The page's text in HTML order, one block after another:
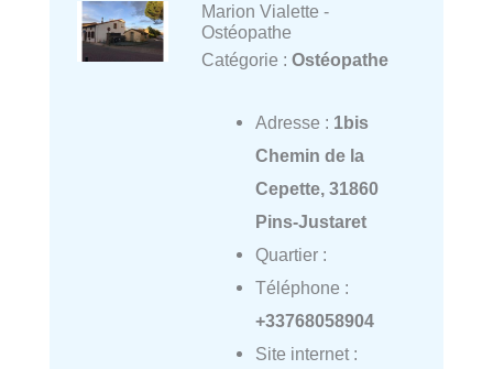
Marion Vialette -
Ostéopathe
Catégorie : Ostéopathe
Adresse : 1bis
Chemin de la
Cepette, 31860
Pins-Justaret
Quartier :
Téléphone :
+33768058904
Site internet :